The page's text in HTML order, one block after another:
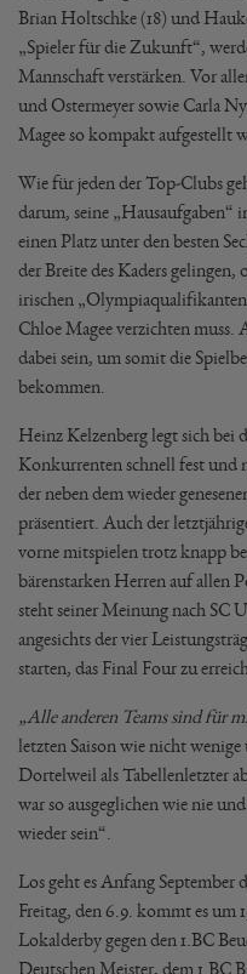
Brian Holtschke (18) und
„Spieler für die Zukunft“,
Mannschaft verstärken. Vor
und Ostermeyer sowie Carla
Magee so kompakt aufgestellt
Wie für jeden der Top-Clubs
darum, seine „Hausaufgaben“
einen Platz unter den besten
der Breite des Kaders
irischen
Chloe Magee verzichten muss.
dabei sein, um somit die
bekommen.
Heinz Kelzenberg legt sich bei
Konkurrenten schnell fest und
der neben dem wieder
präsentiert. Auch der
vorne mitspielen trotz knapp
bärenstarken Herren auf allen
steht seiner Meinung nach SC
angesichts der vier
starten, das Final Four zu
„Alle anderen Teams sind für
letzten Saison wie nicht wenige
Dortelweil als Tabellenletzter
war so ausgeglichen wie nie
wieder sein“.
Los geht es Anfang
Freitag, den 6.9. kommt es um
Lokalderby gegen den 1.BC
Deutschen Meister, dem 1.BC